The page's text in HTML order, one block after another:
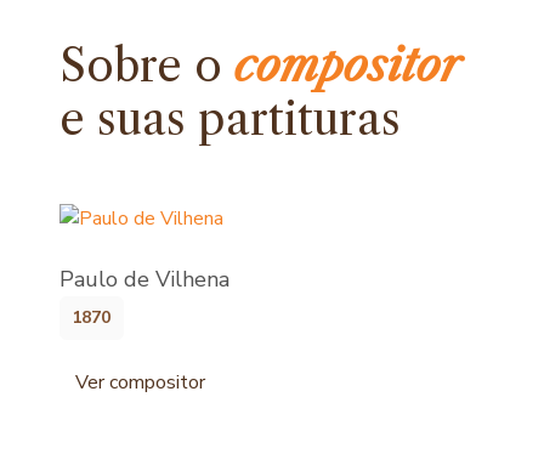
Sobre ocompositor
e suas partituras
Paulo de Vilhena
1870
Ver compositor